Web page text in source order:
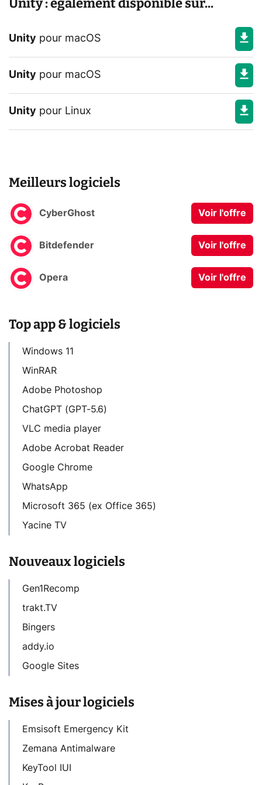
Unity : également disponible sur...
Unity pour macOS
Unity pour macOS
Unity pour Linux
Meilleurs logiciels
CyberGhost Voir l'offre
Bitdefender Voir l'offre
Opera Voir l'offre
Top app & logiciels
Windows 11
WinRAR
Adobe Photoshop
ChatGPT (GPT-5.6)
VLC media player
Adobe Acrobat Reader
Google Chrome
WhatsApp
Microsoft 365 (ex Office 365)
Yacine TV
Nouveaux logiciels
Gen1Recomp
trakt.TV
Bingers
addy.io
Google Sites
Mises à jour logiciels
Emsisoft Emergency Kit
Zemana Antimalware
KeyTool IUI